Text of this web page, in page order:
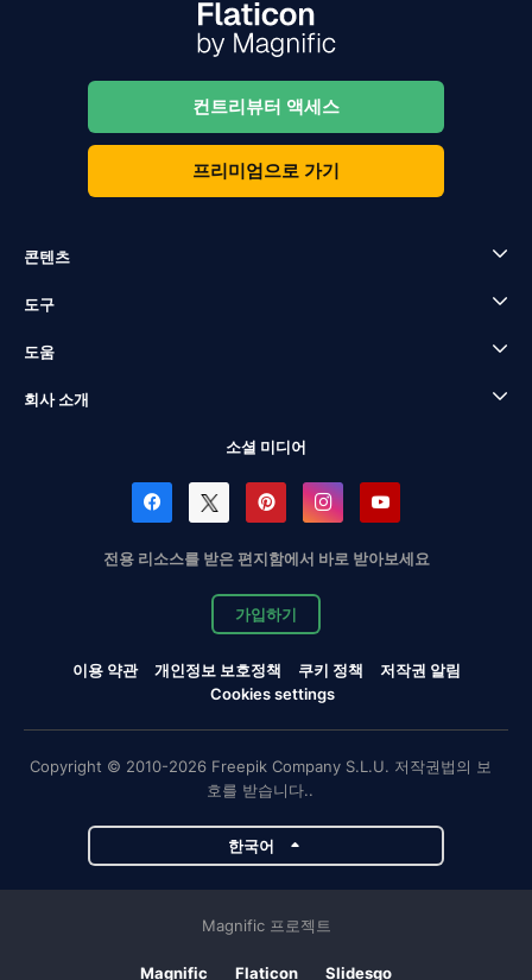
컨트리뷰터 액세스
프리미엄으로 가기
콘텐츠
도구
도움
회사 소개
소셜 미디어
전용 리소스를 받은 편지함에서 바로 받아보세요
가입하기
이용 약관 개인정보 보호정책 쿠키 정책
저작권 알림
Cookies settings
Copyright © 2010-2026 Freepik Company S.L.U. 저작권법의 보
호를 받습니다..
한국어
Magnific 프로젝트
Magnific Flaticon Slidesgo